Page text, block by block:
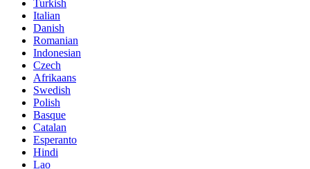
Turkish
Italian
Danish
Romanian
Indonesian
Czech
Afrikaans
Swedish
Polish
Basque
Catalan
Esperanto
Hindi
Lao